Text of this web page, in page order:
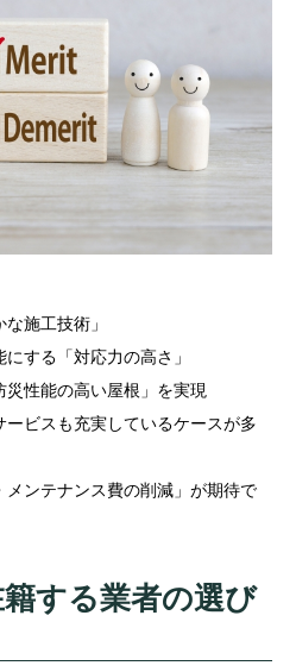
施工技術」
する「対応力の高さ」
性能の高い屋根」を実現
ビスも充実しているケースが多
ンテナンス費の削減」が期待で
する業者の選び